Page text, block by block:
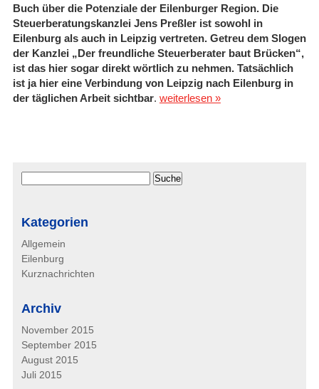
Buch über die Potenziale der Eilenburger Region. Die
Steuerberatungskanzlei Jens Preßler ist sowohl in
Eilenburg als auch in Leipzig vertreten. Getreu dem Slogen
der Kanzlei „Der freundliche Steuerberater baut Brücken“,
ist das hier sogar direkt wörtlich zu nehmen. Tatsächlich
ist ja hier eine Verbindung von Leipzig nach Eilenburg in
der täglichen Arbeit sichtbar. weiterlesen »
Kategorien
Allgemein
Eilenburg
Kurznachrichten
Archiv
November 2015
September 2015
August 2015
Juli 2015